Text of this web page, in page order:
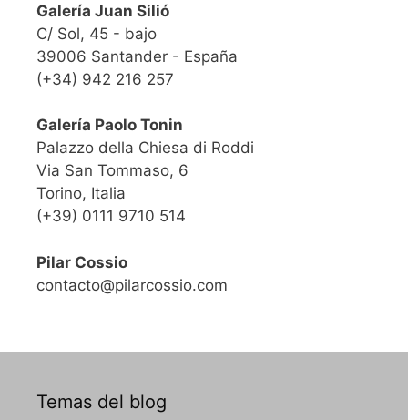
Galería Juan Silió
C/ Sol, 45 - bajo
39006 Santander - España
(+34) 942 216 257
Galería Paolo Tonin
Palazzo della Chiesa di Roddi
Via San Tommaso, 6
Torino, Italia
(+39) 0111 9710 514
Pilar Cossio
contacto@pilarcossio.com
Temas del blog